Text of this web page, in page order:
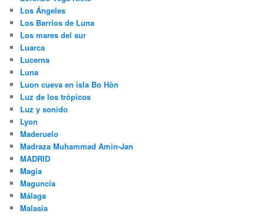
Los Ángeles
Los Barrios de Luna
Los mares del sur
Luarca
Lucerna
Luna
Luon cueva en isla Bo Hòn
Luz de los trópicos
Luz y sonido
Lyon
Maderuelo
Madraza Muhammad Amin-Jan
MADRID
Magia
Maguncia
Málaga
Malasia